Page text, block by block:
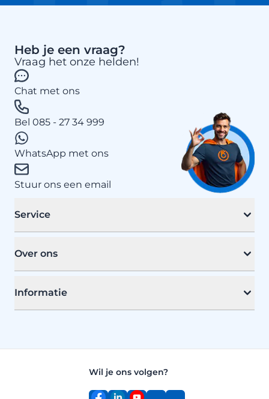
Heb je een vraag?
Vraag het onze helden!
Chat met ons
Bel 085 - 27 34 999
WhatsApp met ons
Stuur ons een email
Service
Over ons
Informatie
Wil je ons volgen?